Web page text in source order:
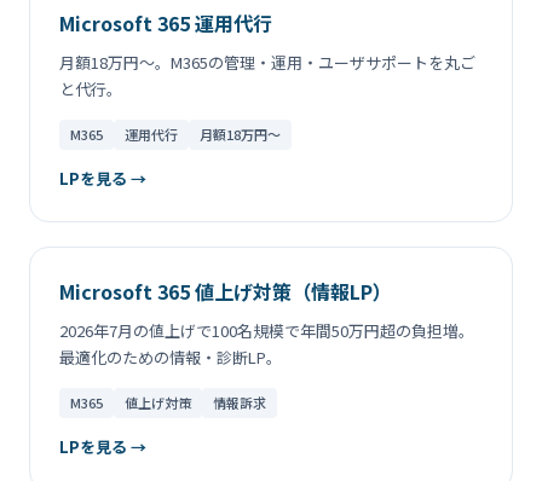
Microsoft 365 運用代行
月額18万円〜。M365の管理・運用・ユーザサポートを丸ご
と代行。
M365 運用代行 月額18万円〜
LPを見る →
Microsoft 365 値上げ対策（情報LP）
2026年7月の値上げで100名規模で年間50万円超の負担増。
最適化のための情報・診断LP。
M365 値上げ対策 情報訴求
LPを見る →